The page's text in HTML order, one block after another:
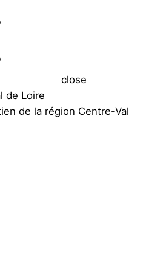
close
de la région Centre-Val